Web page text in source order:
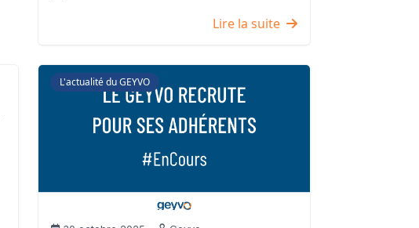
Lire la suite
L'actualité du GEYVO